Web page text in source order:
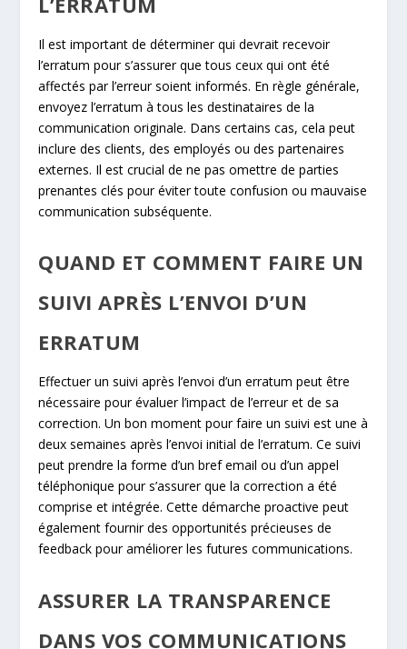
Il est important de déterminer qui devrait recevoir
l’erratum pour s’assurer que tous ceux qui ont été
affectés par l’erreur soient informés. En règle générale,
envoyez l’erratum à tous les destinataires de la
communication originale. Dans certains cas, cela peut
inclure des clients, des employés ou des partenaires
externes. Il est crucial de ne pas omettre de parties
prenantes clés pour éviter toute confusion ou mauvaise
communication subséquente.
QUAND ET COMMENT FAIRE UN
SUIVI APRÈS L’ENVOI D’UN
ERRATUM
Effectuer un suivi après l’envoi d’un erratum peut être
nécessaire pour évaluer l’impact de l’erreur et de sa
correction. Un bon moment pour faire un suivi est une à
deux semaines après l’envoi initial de l’erratum. Ce suivi
peut prendre la forme d’un bref email ou d’un appel
téléphonique pour s’assurer que la correction a été
comprise et intégrée. Cette démarche proactive peut
également fournir des opportunités précieuses de
feedback pour améliorer les futures communications.
ASSURER LA TRANSPARENCE
DANS VOS COMMUNICATIONS